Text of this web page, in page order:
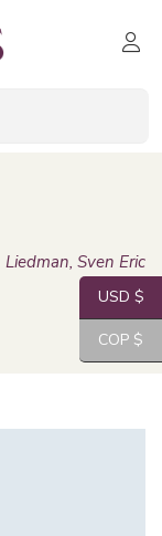
Liedman, Sven Eric
USD $
COP $